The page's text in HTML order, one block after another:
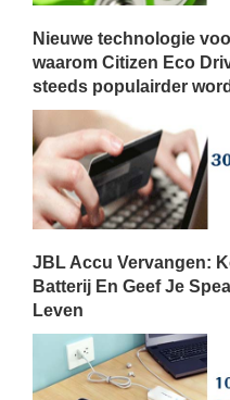
Nieuwe technologie
waarom Citizen Eco
steeds populairder
JBL Accu Vervangen:
Batterij En Geef Je
Leven